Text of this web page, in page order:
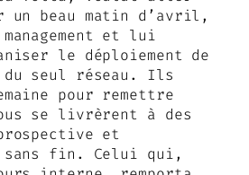
beau matin d’avril,
et lui
le déploiement de
seul réseau. Ils
pour remettre
se livrèrent à des
et
sans fin. Celui qui,